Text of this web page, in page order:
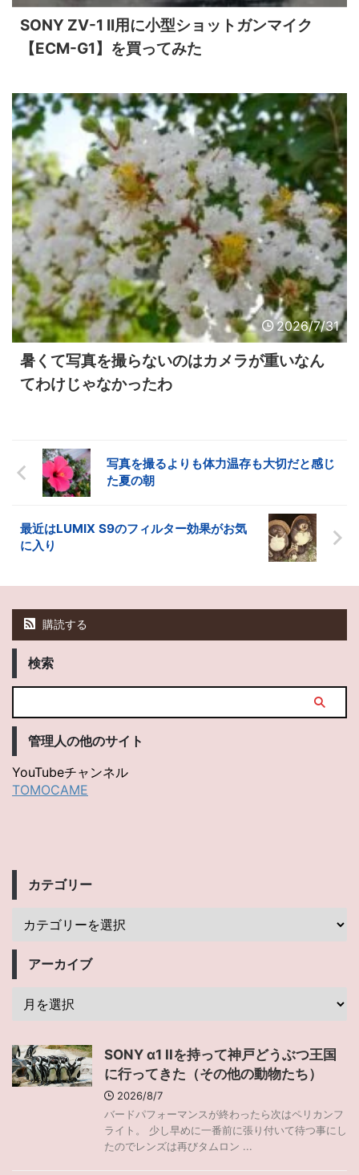
SONY ZV-1 II用に小型ショットガンマイク
【ECM-G1】を買ってみた
2026/7/31
暑くて写真を撮らないのはカメラが重いなん
てわけじゃなかったわ
写真を撮るよりも体力温存も大切だと感じ
た夏の朝
最近はLUMIX S9のフィルター効果がお気
に入り
購読する
検索
管理人の他のサイト
YouTubeチャンネル
TOMOCAME
カテゴリー
アーカイブ
SONY α1 IIを持って神戸どうぶつ王国
に行ってきた（その他の動物たち）
2026/8/7
バードパフォーマンスが終わったら次はペリカンフ
ライト。 少し早めに一番前に張り付いて待つ事にし
たのでレンズは再びタムロン ...